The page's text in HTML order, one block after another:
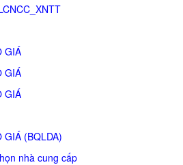
GIÁ
GIÁ
GIÁ
GIÁ (BQLDA)
nhà cung cấp